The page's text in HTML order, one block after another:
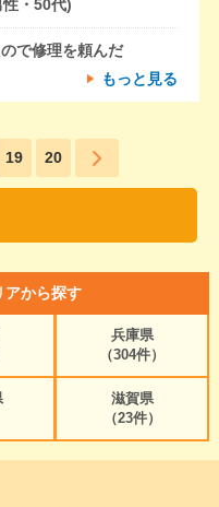
・50代)
で修理を頼んだ
もっと見る
19 20
アから探す
兵庫県
（304件）
滋賀県
（23件）